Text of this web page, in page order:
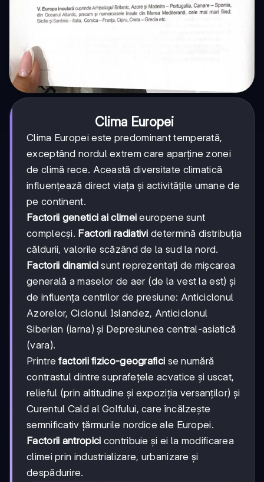
Clima Europei
Clima Europei este predominant temperată,
exceptând nordul extrem care aparține zonei
de climă rece. Această diversitate climatică
influențează direct viața și activitățile umane de
pe continent.
Factorii genetici ai climei europene sunt
complecși. Factorii radiativi determină distribuția
căldurii, valorile scăzând de la sud la nord.
Factorii dinamici sunt reprezentați de mișcarea
generală a maselor de aer (de la vest la est) și
de influența centrilor de presiune: Anticiclonul
Azorelor, Ciclonul Islandez, Anticiclonul
Siberian (iarna) și Depresiunea central-asiatică
(vara).
Printrefactorii fizico-geografici se numără
contrastul dintre suprafețele acvatice și uscat,
relieful (prin altitudine și expoziția versanților) și
Curentul Cald al Golfului, care încălzește
semnificativ ţărmurile nordice ale Europei.
Factorii antropici contribuie și ei la modificarea
climei prin industrializare, urbanizare și
despădurire.